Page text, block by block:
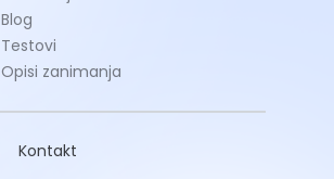
Blog
Testovi
Opisi zanimanja
Kontakt